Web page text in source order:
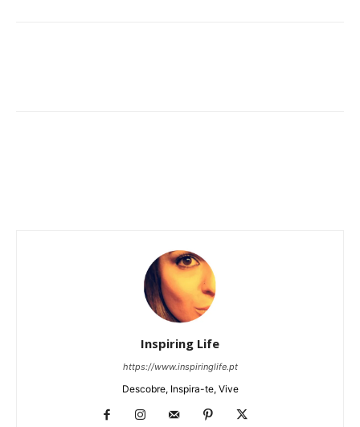
Inspiring Life
https://www.inspiringlife.pt
Descobre, Inspira-te, Vive